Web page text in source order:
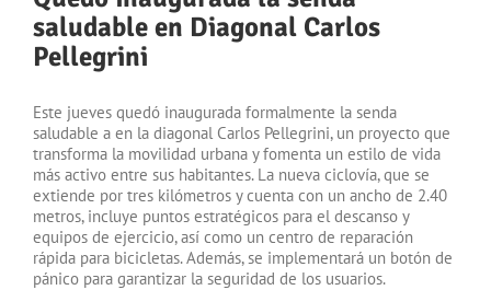
saludable en Diagonal Carlos
Pellegrini
Este jueves quedó inaugurada formalmente la senda
saludable a en la diagonal Carlos Pellegrini, un proyecto que
transforma la movilidad urbana y fomenta un estilo de vida
más activo entre sus habitantes. La nueva ciclovía, que se
extiende por tres kilómetros y cuenta con un ancho de 2.40
metros, incluye puntos estratégicos para el descanso y
equipos de ejercicio, así como un centro de reparación
rápida para bicicletas. Además, se implementará un botón de
pánico para garantizar la seguridad de los usuarios.